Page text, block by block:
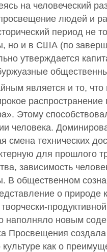
на человеческий
людей и
период не
но и в США (по
утверждается
является и то, что
распространение
Этому
человека.
смена технических
для прошлого
зависимость
В общественном
о природе
наполняло новым
Просвещения
как о